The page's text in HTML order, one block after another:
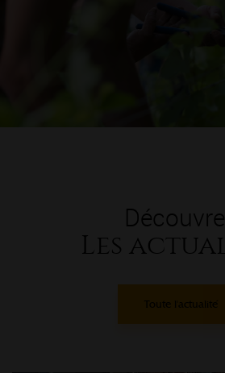
Les
Toute l'actualité